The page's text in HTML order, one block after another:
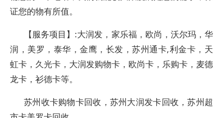
证您的物有所值。
【服务项目】:大润发，家乐福，欧尚，沃尔玛，华
润，美罗，泰华，金鹰，长发，苏州通卡,利金卡，天
虹卡，久光卡，大润发购物卡，欧尚卡，乐购卡，麦德
龙卡，衫德卡等。
苏州收卡购物卡回收，苏州大润发卡回收，苏州超